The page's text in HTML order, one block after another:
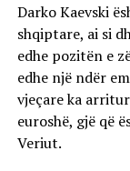
Darko Kaevski
shqiptare, ai si
edhe pozitën e
edhe një ndër
vjeçare ka
euroshë, gjë që
Veriut.